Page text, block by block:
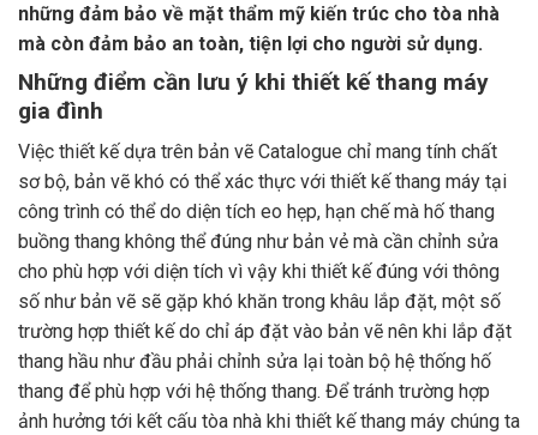
những đảm bảo về mặt thẩm mỹ kiến trúc cho tòa nhà
mà còn đảm bảo an toàn, tiện lợi cho người sử dụng.
Những điểm cần lưu ý khi thiết kế thang máy
gia đình
Việc thiết kế dựa trên bản vẽ Catalogue chỉ mang tính chất
sơ bộ, bản vẽ khó có thể xác thực với thiết kế thang máy tại
công trình có thể do diện tích eo hẹp, hạn chế mà hố thang
buồng thang không thể đúng như bản vẻ mà cần chỉnh sửa
cho phù hợp với diện tích vì vậy khi thiết kế đúng với thông
số như bản vẽ sẽ gặp khó khăn trong khâu lắp đặt, một số
trường hợp thiết kế do chỉ áp đặt vào bản vẽ nên khi lắp đặt
thang hầu như đầu phải chỉnh sửa lại toàn bộ hệ thống hố
thang để phù hợp với hệ thống thang. Để tránh trường hợp
ảnh hưởng tới kết cấu tòa nhà khi thiết kế thang máy chúng ta